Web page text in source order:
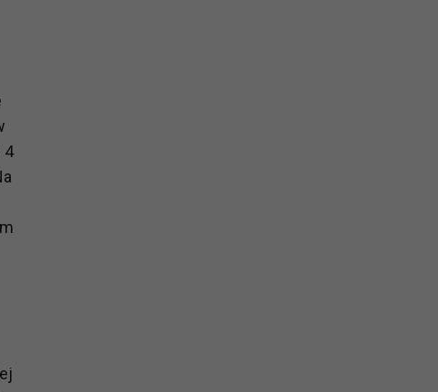
4
je na nasze zlecenie,
uzyskania danych na podstawie
w oparciu o stosowną podstawę
zbierane są przez naszych
ich przetwarzania. Możesz
ich do Twoich zainteresowań,
umów o ich świadczenie